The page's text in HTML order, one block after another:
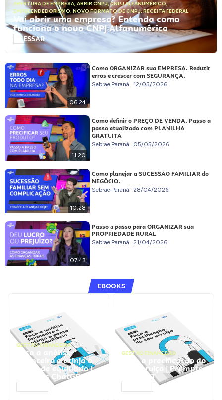
ABERTURA DE EMPRESA, ABRIR CNPJ,CNPJ ALFANUMÉRICO,
EMPREENDEDORISMO, NOVO FORMATO DE CNPJ,RECEITA FEDERAL
Vai abrir uma empresa? Entenda como
funciona o novo CNPJ Alfanumérico
ACESSAR
06:24
Como ORGANIZAR sua EMPRESA. Reduzir
erros e crescer com SEGURANÇA.
Sebrae Paraná 12/05/2026
11:20
Como definir o PREÇO DE VENDA. Passo a
passo atualizado com PLANILHA
GRATUITA
Sebrae Paraná 05/05/2026
10:28
Como planejar a SUCESSÃO FAMILIAR do
NEGÓCIO.
Sebrae Paraná 28/04/2026
07:43
Passo a passo para ORGANIZAR sua
PROPRIEDADE RURAL
Sebrae Paraná 21/04/2026
EBOOKS
GESTÃO FINANCEIRA
Faça a análise
financeira e atinja o
ponto de equilíbrio |
Prompts ChatGPT
GESTÃO FINANCEIRA
Faça a precificação do
seu serviço | Prompts
ChatGPT